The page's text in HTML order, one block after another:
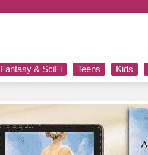
Fantasy & SciFi Teens Kids